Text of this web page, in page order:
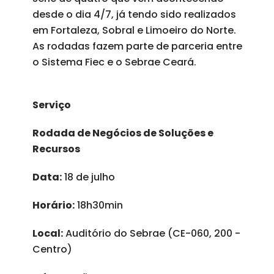
desde o dia 4/7, já tendo sido realizados
em Fortaleza, Sobral e Limoeiro do Norte.
As rodadas fazem parte de parceria entre
o Sistema Fiec e o Sebrae Ceará.
Serviço
Rodada de Negócios de Soluções e
Recursos
Data:18 de julho
Horário:18h30min
Local:Auditório do Sebrae (CE-060, 200 -
Centro)